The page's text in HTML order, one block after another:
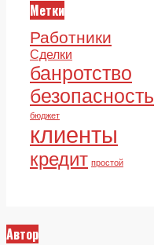
Метки
Работники
Сделки
банротство
безопасность
бюджет
клиенты
кредит простой
Автор